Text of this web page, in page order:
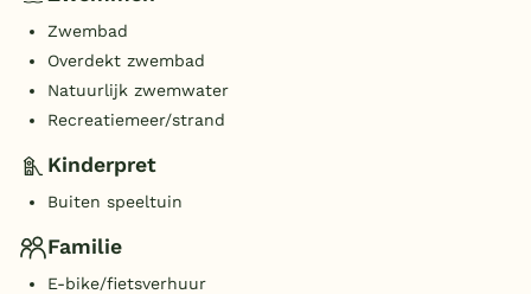
Zwembad
Overdekt zwembad
Natuurlijk zwemwater
Recreatiemeer/strand
Kinderpret
Buiten speeltuin
Familie
E-bike/fietsverhuur